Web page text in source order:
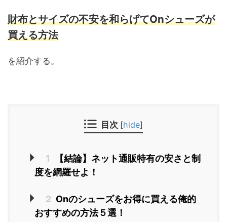
財布とサイズの不安を和らげてOnシューズが
買える方法
を紹介する。
目次 [hide]
1
【結論】ネット通販特有の安さと制
度を網羅せよ！
2 Onのシューズをお得に買える俺的
おすすめの方法５選！